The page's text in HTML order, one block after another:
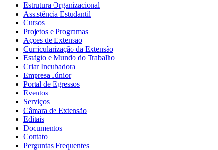
Estrutura Organizacional
Assistência Estudantil
Cursos
Projetos e Programas
Ações de Extensão
Curricularização da Extensão
Estágio e Mundo do Trabalho
Criar Incubadora
Empresa Júnior
Portal de Egressos
Eventos
Serviços
Câmara de Extensão
Editais
Documentos
Contato
Perguntas Frequentes